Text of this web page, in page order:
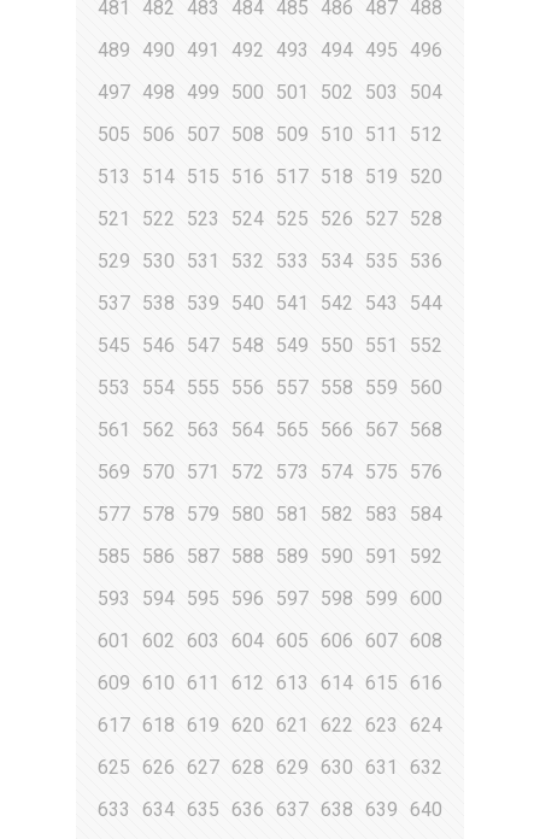
481 482 483 484 485 486 487 488
489
490 491 492 493 494 495
496
497 498 499 500 501 502 503
504
505
506 507 508 509 510 511
512
513
514 515 516 517 518 519
520
521
522 523 524 525 526 527 528
529
530 531 532 533 534 535
536
537 538 539 540 541 542 543
544
545
546 547 548 549 550 551
552
553
554 555 556 557 558 559
560
561
562 563 564 565 566 567 568
569
570 571 572 573 574 575
576
577 578 579 580 581 582 583
584
585
586 587 588 589 590 591
592
593
594 595 596 597 598 599
600
601
602 603 604 605 606 607 608
609
610 611 612 613 614 615
616
617 618 619 620 621 622 623
624
625
626 627 628 629 630 631
632
633
634 635 636 637 638 639 640